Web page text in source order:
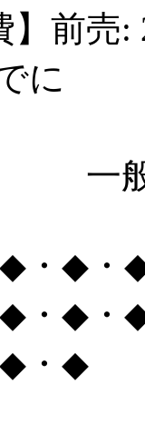
】前
に
金
2,980
・◆・
・◆・
・◆